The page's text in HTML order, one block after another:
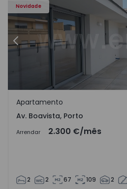
Novidade
Anterior
Av. Boavista, Porto
Apartamento
Av. Boavista, Porto
Arrendar 2.300 €/mês
2 2 67 109 2